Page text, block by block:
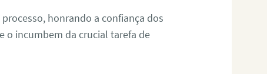
honrando a confiança dos
o incumbem da crucial tarefa de